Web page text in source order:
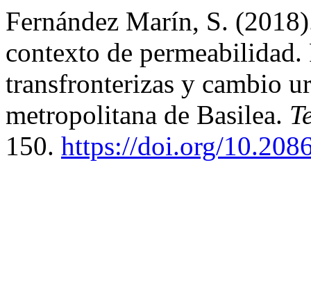
Fernández Marín, S.
contexto de permeabilidad.
transfronterizas y cambio
metropolitana de Basilea.
150. https://doi.org/